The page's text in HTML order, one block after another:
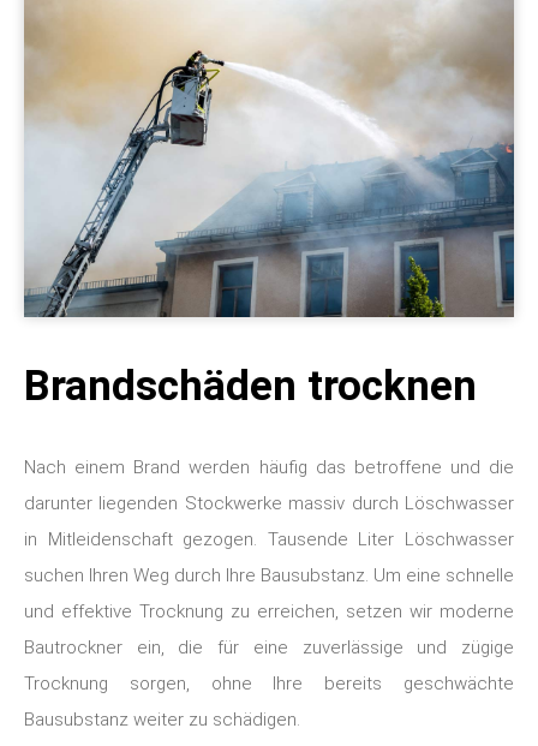
Brandschäden trocknen
Nach einem Brand werden häufig das betroffene und die
darunter liegenden Stockwerke massiv durch Löschwasser
in Mitleidenschaft gezogen. Tausende Liter Löschwasser
suchen Ihren Weg durch Ihre Bausubstanz. Um eine schnelle
und effektive Trocknung zu erreichen, setzen wir moderne
Bautrockner ein, die für eine zuverlässige und zügige
Trocknung sorgen, ohne Ihre bereits geschwächte
Bausubstanz weiter zu schädigen.